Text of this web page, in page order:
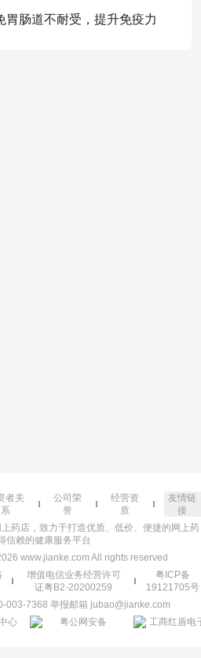
胃肠道不耐受，提升免疫力
者关
系
公司荣
誉
经营资
质
友情链
接
药店，致力于打造优质、低价、便捷的网上药
信赖的健康服务平台
www.jianke.com All rights reserved
增值电信业务经营许可
证粤B2-20200259
粤ICP备
19121705号
003-7368 举报邮箱 jubao@jianke.com